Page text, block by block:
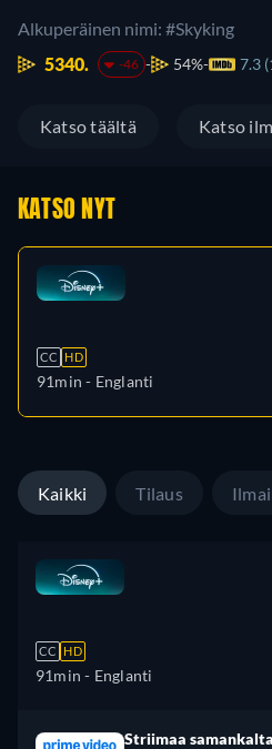
Alkuperäinen nimi: #Skyking
5340.
-46 54% 7.3
Katso täältä Katso
KATSO NYT
CC HD
91min - Englanti
Kaikki Tilaus
CC HD
91min - Englanti
Striimaa